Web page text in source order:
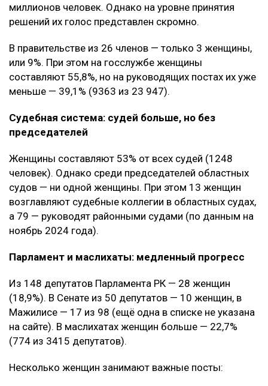
миллионов человек. Однако на уровне принятия
решений их голос представлен скромно.
В правительстве из 26 членов — только 3 женщины,
или 9%. При этом на госслужбе женщины
составляют 55,8%, но на руководящих постах их уже
меньше — 39,1% (9363 из 23 947).
Судебная система: судей больше, но без
председателей
Женщины составляют 53% от всех судей (1248
человек). Однако среди председателей областных
судов — ни одной женщины. При этом 13 женщин
возглавляют судебные коллегии в областных судах,
а 79 — руководят районными судами (по данным на
ноябрь 2024 года).
Парламент и маслихаты: медленный прогресс
Из 148 депутатов Парламента РК — 28 женщин
(18,9%). В Сенате из 50 депутатов — 10 женщин, в
Мажилисе — 17 из 98 (ещё одна в списке не указана
на сайте). В маслихатах женщин больше — 22,7%
(774 из 3415 депутатов).
Несколько женщин занимают важные посты: